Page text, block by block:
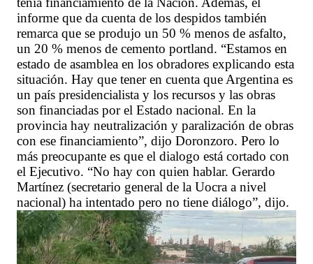
informe que da cuenta de los despidos también
remarca que se produjo un 50 % menos de asfalto,
un 20 % menos de cemento portland. “Estamos en
estado de asamblea en los obradores explicando esta
situación. Hay que tener en cuenta que Argentina es
un país presidencialista y los recursos y las obras
son financiadas por el Estado nacional. En la
provincia hay neutralización y paralización de obras
con ese financiamiento”, dijo Doronzoro. Pero lo
más preocupante es que el dialogo está cortado con
el Ejecutivo. “No hay con quien hablar. Gerardo
Martínez (secretario general de la Uocra a nivel
nacional) ha intentado pero no tiene diálogo”, dijo.